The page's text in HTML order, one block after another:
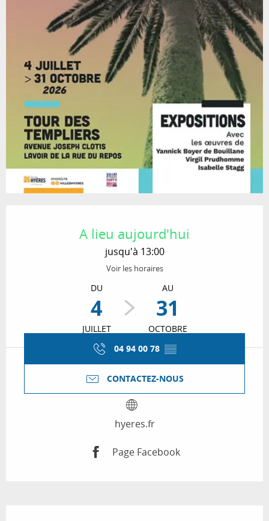
A lieu aujourd'hui
jusqu'à 13:00
Voir les horaires
DU
4
JUILLET
AU
31
OCTOBRE
04 94 00 78 ▒▒
CONTACTEZ-NOUS
hyeres.fr
Page Facebook